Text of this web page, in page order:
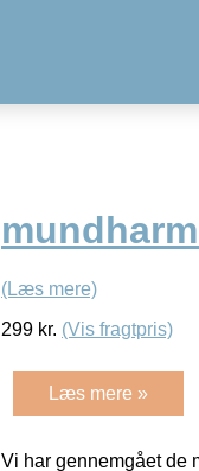
(Læs mere)
299 kr. (Vis fragtpris)
Læs mere »
Vi har gennemgået de